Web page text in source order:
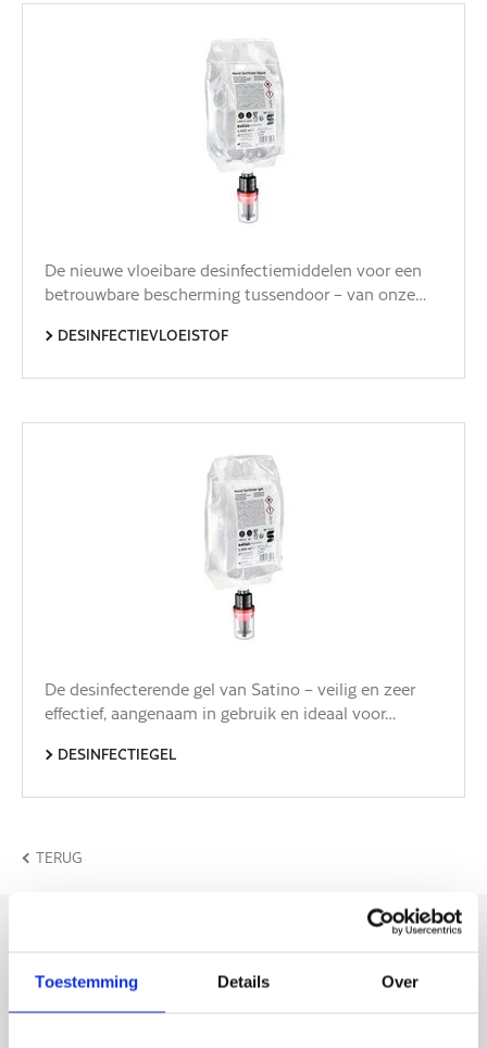
Toestemming Details Over
De nieuwe vloeibare desinfectiemiddelen voor een
betrouwbare bescherming tussendoor – van onze…
DESINFECTIEVLOEISTOF
De desinfecterende gel van Satino – veilig en zeer
effectief, aangenaam in gebruik en ideaal voor…
DESINFECTIEGEL
TERUG